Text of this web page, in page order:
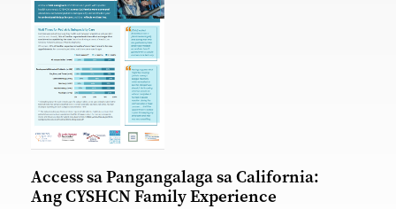
Access sa Pangangalaga sa California:
Ang CYSHCN Family Experience